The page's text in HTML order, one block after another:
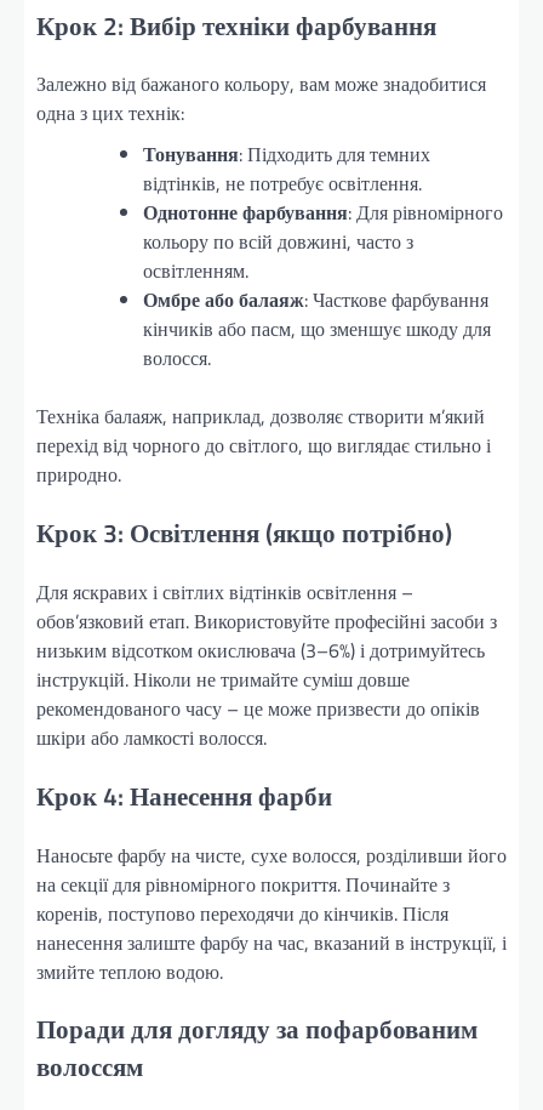
Крок 2: Вибір техніки фарбування
Залежно від бажаного кольору, вам може знадобитися
одна з цих технік:
Тонування: Підходить для темних
відтінків, не потребує освітлення.
Однотонне фарбування: Для рівномірного
кольору по всій довжині, часто з
освітленням.
Омбре або балаяж: Часткове фарбування
кінчиків або пасм, що зменшує шкоду для
волосся.
Техніка балаяж, наприклад, дозволяє створити м’який
перехід від чорного до світлого, що виглядає стильно і
природно.
Крок 3: Освітлення (якщо потрібно)
Для яскравих і світлих відтінків освітлення –
обов’язковий етап. Використовуйте професійні засоби з
низьким відсотком окислювача (3–6%) і дотримуйтесь
інструкцій. Ніколи не тримайте суміш довше
рекомендованого часу – це може призвести до опіків
шкіри або ламкості волосся.
Крок 4: Нанесення фарби
Наносьте фарбу на чисте, сухе волосся, розділивши його
на секції для рівномірного покриття. Починайте з
коренів, поступово переходячи до кінчиків. Після
нанесення залиште фарбу на час, вказаний в інструкції, і
змийте теплою водою.
Поради для догляду за пофарбованим
волоссям